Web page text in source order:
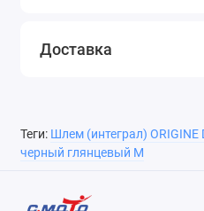
доставкойили в наших
Доставка
Теги: Шлем (интеграл)
черный глянцевый M